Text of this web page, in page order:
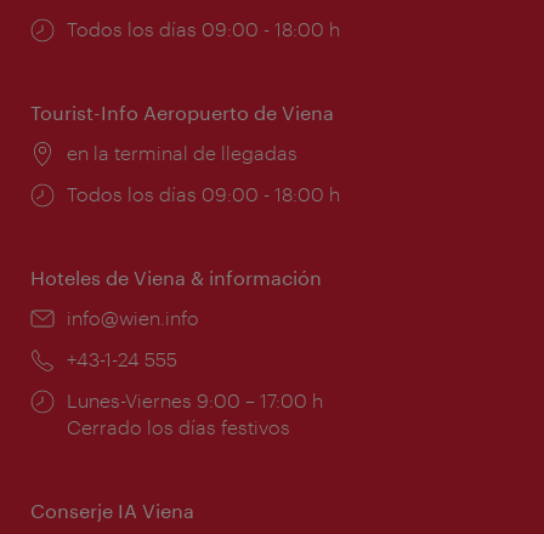
Horarios
Todos los días 09:00 - 18:00 h
Tourist-Info Aeropuerto de Viena
Lugar:
en la terminal de llegadas
Horarios
Todos los días 09:00 - 18:00 h
Hoteles de Viena & información
e-
info@wien.info
Teléfono:
+43-1-24 555
Horarios
de
Lunes-Viernes 9:00 – 17:00 h
Cerrado los días festivos
Conserje IA Viena